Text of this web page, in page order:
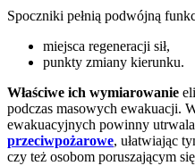
Spoczniki pełnią podwójną
miejsca regeneracji sił,
punkty zmiany kierunku.
Właściwe ich wymiarowanie
podczas masowych ewakuacji.
ewakuacyjnych powinny
przeciwpożarowe, ułatwiając
czy też osobom poruszającym